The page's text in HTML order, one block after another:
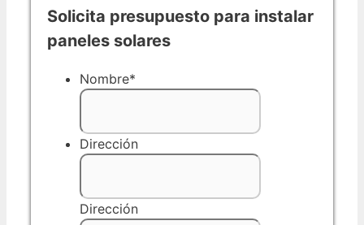
Solicita presupuesto para instalar
paneles solares
Nombre*
Dirección
Dirección